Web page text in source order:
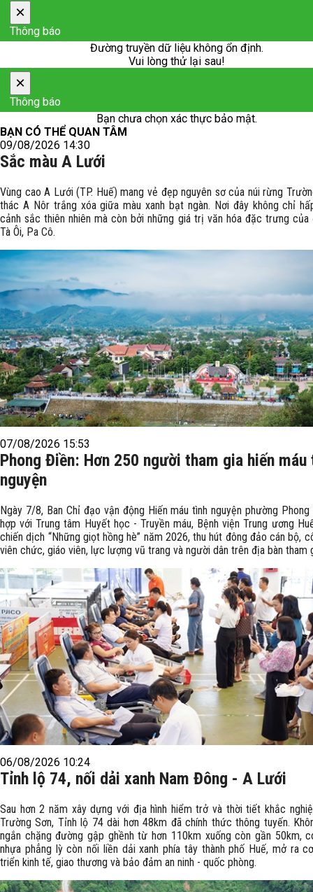
×
Thông báo
Đường truyền dữ liệu không ổn định.
Vui lòng thử lại sau!
×
Thông báo
Bạn chưa chọn xác thực bảo mật.
BẠN CÓ THỂ QUAN TÂM
09/08/2026 14:30
Sắc màu A Lưới
Vùng cao A Lưới (TP. Huế) mang vẻ đẹp nguyên sơ của núi rừng
thác A Nôr trắng xóa giữa màu xanh bạt ngàn. Nơi đây không chỉ
cảnh sắc thiên nhiên mà còn bởi những giá trị văn hóa đặc trưng của
Tà Ôi, Pa Cô.
07/08/2026 15:53
Phong Điền: Hơn 250 người tham gia hiến máu
nguyện
Ngày 7/8, Ban Chỉ đạo vận động Hiến máu tình nguyện phường
hợp với Trung tâm Huyết học - Truyền máu, Bệnh viện Trung ương
chiến dịch “Những giọt hồng hè” năm 2026, thu hút đông đảo cán bộ,
viên chức, giáo viên, lực lượng vũ trang và người dân trên địa bàn tham
06/08/2026 10:24
Tỉnh lộ 74, nối dải xanh Nam Đông - A Lưới
Sau hơn 2 năm xây dựng với địa hình hiểm trở và thời tiết khắc
Trường Sơn, Tỉnh lộ 74 dài hơn 48km đã chính thức thông tuyến.
ngắn chặng đường gập ghềnh từ hơn 110km xuống còn gần 50km,
nhựa phẳng lỳ còn nối liền dải xanh phía tây thành phố Huế, mở ra
triển kinh tế, giao thương và bảo đảm an ninh - quốc phòng.